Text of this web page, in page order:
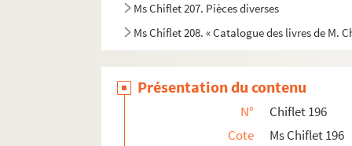
Ms Chiflet 207. Pièces diverses
Ms Chiflet 208. « Catalogue des livres de M.
Présentation du contenu
N°
Chiflet 196
Cote
Ms Chiflet 196